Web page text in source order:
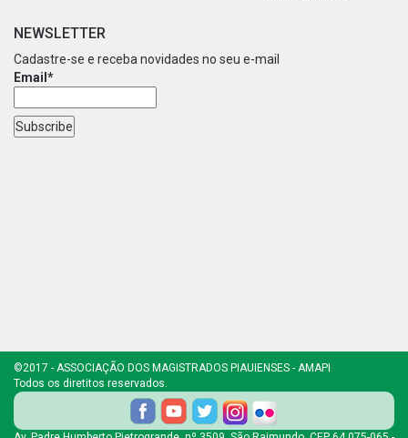
NEWSLETTER
Cadastre-se e receba novidades no seu e-mail
Email*
©2017 - ASSOCIAÇÃO DOS MAGISTRADOS PIAUIENSES - AMAPI
Todos os diretitos reservados.